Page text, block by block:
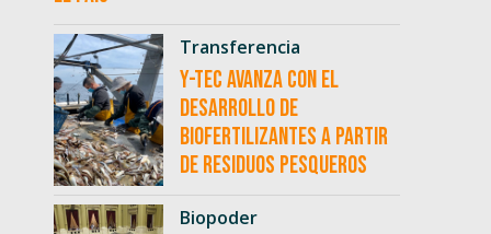
Transferencia
Y-TEC avanza con el
desarrollo de
biofertilizantes a partir
de residuos pesqueros
Biopoder